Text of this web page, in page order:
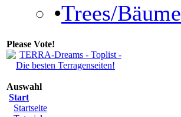
•Trees/Bäume
Please Vote!
Auswahl
Start
Startseite